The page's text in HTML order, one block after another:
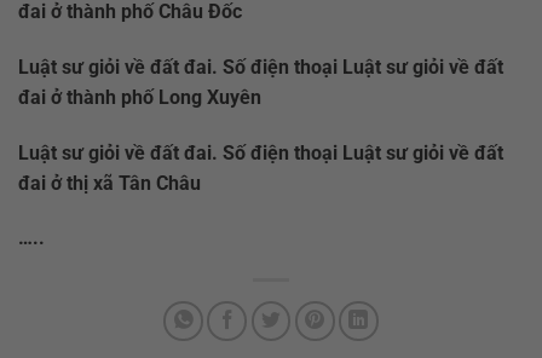
đai ở thành phố Châu Đốc
Luật sư giỏi về đất đai. Số điện thoại Luật sư giỏi về đất
đai ở thành phố Long Xuyên
Luật sư giỏi về đất đai. Số điện thoại Luật sư giỏi về đất
đai ở thị xã Tân Châu
…..